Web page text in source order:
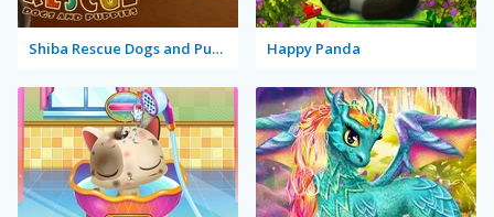
Shiba Rescue Dogs and Puppies Happy Panda